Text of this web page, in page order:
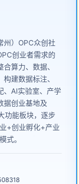
州）OPC众创社
创业者需求的
算力、数据、
建数据标注、
、AI实验室、产学
据创业基地及
功能板块，逐步
+创业孵化+产业
式。